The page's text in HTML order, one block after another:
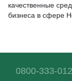
качественные
бизнеса в сфере
0800-333-012